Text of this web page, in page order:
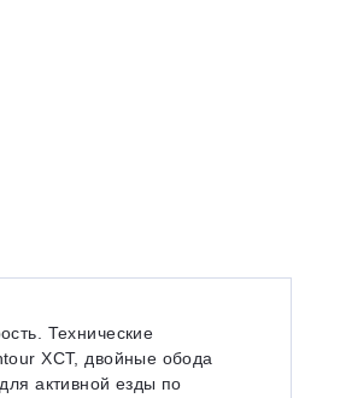
Технические
XCT, двойные обода
активной езды по